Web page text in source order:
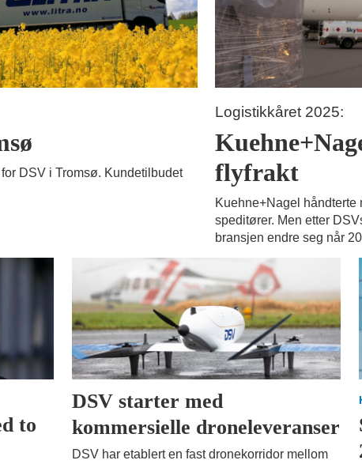
DSV i Tromsø. Kundetilbudet
Logistikkåret 2025:
flyfrakt
Kuehne+Nagel håndterte
speditører. Men etter
bransjen endre seg når
to
DSV starter med
kommersielle droneleveranser
DSV har etablert en fast dronekorridor mellom